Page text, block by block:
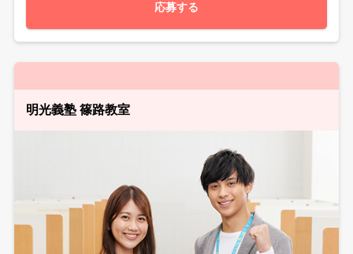
応募する
明光義塾 篠路教室